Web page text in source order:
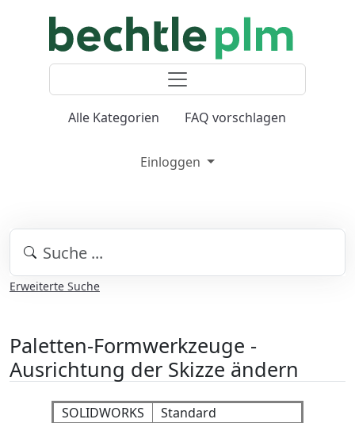
Alle Kategorien FAQ vorschlagen
Einloggen
Erweiterte Suche
Paletten-Formwerkzeuge -
Ausrichtung der Skizze ändern
SOLIDWORKS
Standard